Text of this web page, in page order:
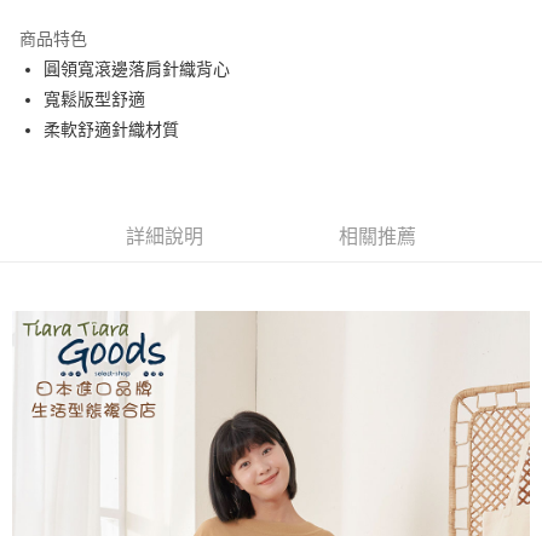
街口支付
悠遊付
AFTEE先享後付是「在收到商品之後才付款」的支付方式。 讓您購物簡單
３．安心：先確認商品／服務後，再付款。
【「AFTEE先享後付」結帳流程】
１．於結帳方式選擇「AFTEE先享後付」後，將跳轉至「AFTEE先享後付」
結帳頁面，進行簡訊認證並確認金額後，即可完成結帳。
２．訂單成立數日內，您將收到繳費通知簡訊。
３．收到繳費通知簡訊後14天內，點擊此簡訊中的連結，可透過四大超商／
ATM／網路銀行／等多元方式進行付款，方視為交易完成。
※ 請注意：結帳手續完成當下不需立刻繳費，但若您需要取消訂單，請聯絡
購買商品的店家。未經商家同意取消之訂單仍視為有效，需透過AFTEE先享
全家取貨付款
每筆NT$60，滿NT$1,800(含以上)免運費
付款後全家取貨
每筆NT$60，滿NT$1,800(含以上)免運費
7-11取貨付款
每筆NT$60，滿NT$2,000(含以上)免運費
商品特色
圓領寬滾邊落肩針織背心
寬鬆版型舒適
柔軟舒適針織材質
詳細說明 相關推薦